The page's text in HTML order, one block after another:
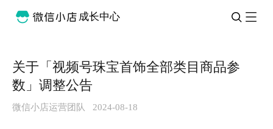
成长中心
关于「视频号珠宝首饰全部类目商品参
数」调整公告
微信小店运营团队 2024-08-18